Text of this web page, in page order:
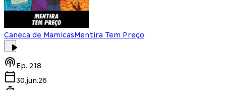
Caneca de MamicasMentira Tem Preço
Ep. 218
30.jun.26